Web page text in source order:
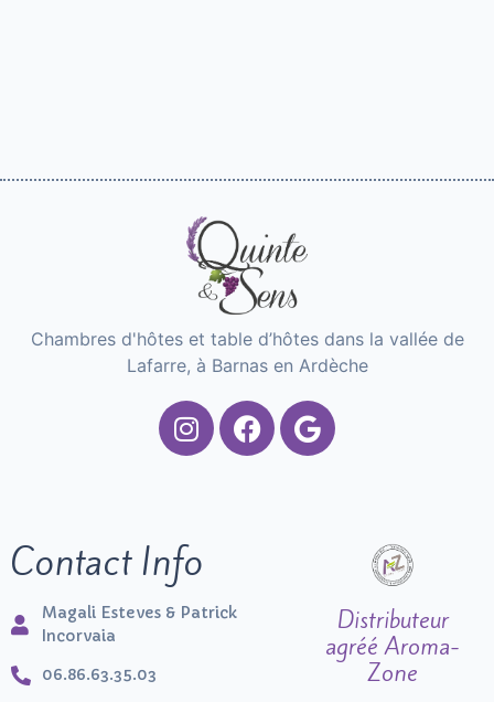
Chambres d'hôtes et table d’hôtes dans la vallée de
Lafarre, à Barnas en Ardèche
Contact Info
Magali Esteves & Patrick
Incorvaia
06.86.63.35.03
Distributeur
agréé Aroma-
Zone